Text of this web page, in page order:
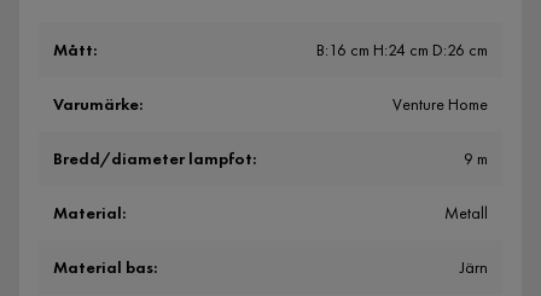
Mått: B:16 cm H:24 cm D:26 cm
Varumärke: Venture Home
Bredd/diameter lampfot: 9 m
Material: Metall
Material bas: Järn